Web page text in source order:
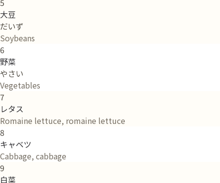
大豆
だいず
Soybeans
6
野菜
やさい
Vegetables
7
レタス
Romaine lettuce, romaine lettuce
8
キャベツ
Cabbage, cabbage
9
白菜